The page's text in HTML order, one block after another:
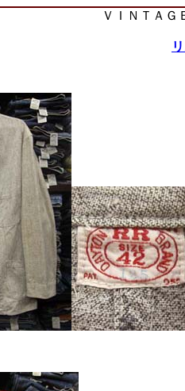
ＶＩＮＴＡ